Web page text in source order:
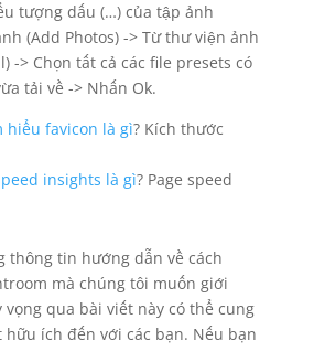
tượng dấu (…) của tập ảnh
(Add Photos) -> Từ thư viện ảnh
-> Chọn tất cả các file presets có
tải về -> Nhấn Ok.
hiểu favicon là gì? Kích thước
insights là gì? Page speed
thông tin hướng dẫn về cách
mà chúng tôi muốn giới
qua bài viết này có thể cung
ích đến với các bạn. Nếu bạn